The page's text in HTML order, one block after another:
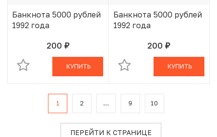
Банкнота 5000 рублей
1992 года
200 руб.
В КОРЗИНЕ
КУПИТЬ
Банкнота 5000 рублей
1992 года
200 руб.
В КОРЗИНЕ
КУПИТЬ
1 2 ... 9 10
ПЕРЕЙТИ К СТРАНИЦЕ